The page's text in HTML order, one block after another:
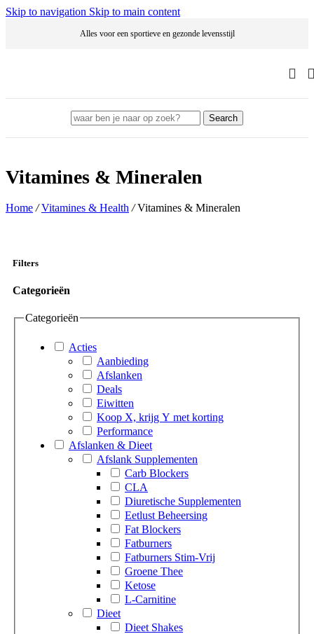
Skip to navigation Skip to main content
Alles voor een sportieve en gezonde levensstijl
Search
Vitamines & Mineralen
Home / Vitamines & Health / Vitamines & Mineralen
Filters
Categorieën
Categorieën
Acties
Aanbieding
Afslanken
Deals
Eiwitten
Koop X, krijg Y met korting
Performance
Afslanken & Dieet
Afslank Supplementen
Carb Blockers
CLA
Diuretische Supplementen
Eetlust Beheersing
Fat Blockers
Fatburners
Fatburners Stim-Vrij
Groene Thee
Ketose
L-Carnitine
Dieet
Dieet Shakes